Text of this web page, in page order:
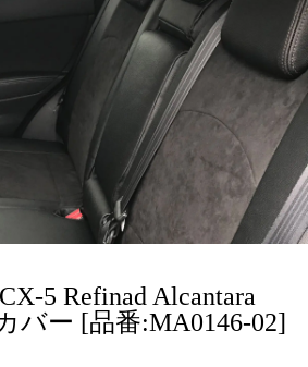
5 Refinad Alcantara
バー [品番:MA0146-02]